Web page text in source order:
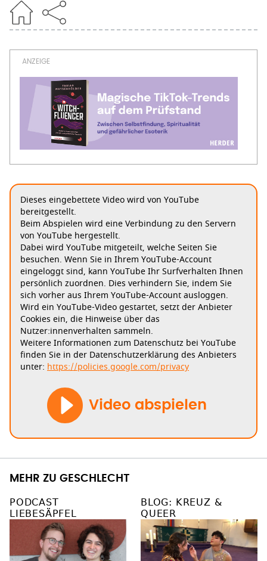
Dieses eingebettete Video wird von YouTube
bereitgestellt.
Beim Abspielen wird eine Verbindung zu den Servern
von YouTube hergestellt.
Dabei wird YouTube mitgeteilt, welche Seiten Sie
besuchen. Wenn Sie in Ihrem YouTube-Account
eingeloggt sind, kann YouTube Ihr Surfverhalten Ihnen
persönlich zuordnen. Dies verhindern Sie, indem Sie
sich vorher aus Ihrem YouTube-Account ausloggen.
Wird ein YouTube-Video gestartet, setzt der Anbieter
Cookies ein, die Hinweise über das
Nutzer:innenverhalten sammeln.
Weitere Informationen zum Datenschutz bei YouTube
finden Sie in der Datenschutzerklärung des Anbieters
unter: https://policies.google.com/privacy
Video abspielen
MEHR ZU GESCHLECHT
PODCAST
LIEBESÄPFEL
BLOG: KREUZ &
QUEER